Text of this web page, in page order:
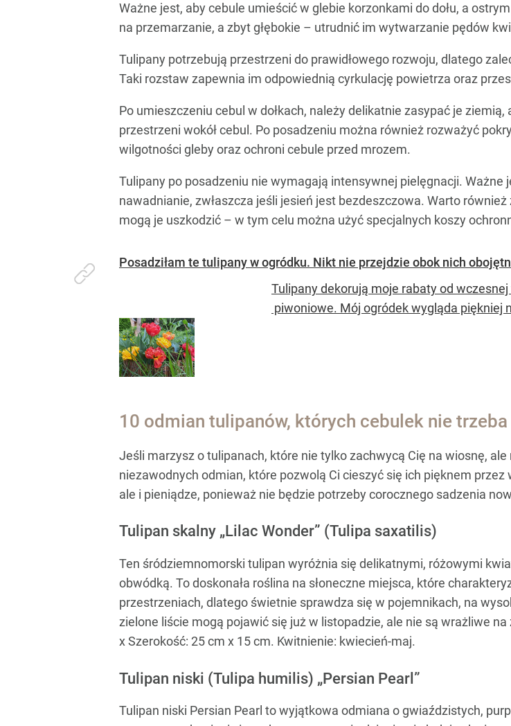
Ważne jest, aby cebule umieścić w glebie korzonkami do dołu, a
na przemarzanie, a zbyt głębokie – utrudnić im wytwarzanie pędów
Tulipany potrzebują przestrzeni do prawidłowego rozwoju, dlatego
Taki rozstaw zapewnia im odpowiednią cyrkulację powietrza oraz
Po umieszczeniu cebul w dołkach, należy delikatnie zasypać je
przestrzeni wokół cebul. Po posadzeniu można również rozważyć
wilgotności gleby oraz ochroni cebule przed mrozem.
Tulipany po posadzeniu nie wymagają intensywnej pielęgnacji.
nawadnianie, zwłaszcza jeśli jesień jest bezdeszczowa. Warto
mogą je uszkodzić – w tym celu można użyć specjalnych koszy
Posadziłam te tulipany w ogródku. Nikt nie przejdzie obok nich
Tulipany dekorują moje rabaty od
piwoniowe. Mój ogródek wygląda piękniej
10 odmian tulipanów, których cebulek nie
Jeśli marzysz o tulipanach, które nie tylko zachwycą Cię na wiosnę,
niezawodnych odmian, które pozwolą Ci cieszyć się ich pięknem
ale i pieniądze, ponieważ nie będzie potrzeby corocznego sadzenia
Tulipan skalny „Lilac Wonder” (Tulipa saxatilis)
Ten śródziemnomorski tulipan wyróżnia się delikatnymi, różowymi
obwódką. To doskonała roślina na słoneczne miejsca, które
przestrzeniach, dlatego świetnie sprawdza się w pojemnikach, na
zielone liście mogą pojawić się już w listopadzie, ale nie są wrażliwe
x Szerokość: 25 cm x 15 cm. Kwitnienie: kwiecień-maj.
Tulipan niski (Tulipa humilis) „Persian Pearl”
Tulipan niski Persian Pearl to wyjątkowa odmiana o gwiaździstych,